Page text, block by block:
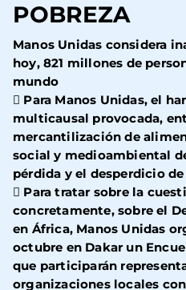
POBREZA
Manos Unidas considera
hoy, 821 millones de
mundo
 Para Manos Unidas, el
multicausal provocada,
mercantilización de
social y medioambiental
pérdida y el desperdicio
 Para tratar sobre la
concretamente, sobre el
en África, Manos Unidas
octubre en Dakar un
que participarán
organizaciones locales